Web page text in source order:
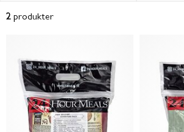
2produkter